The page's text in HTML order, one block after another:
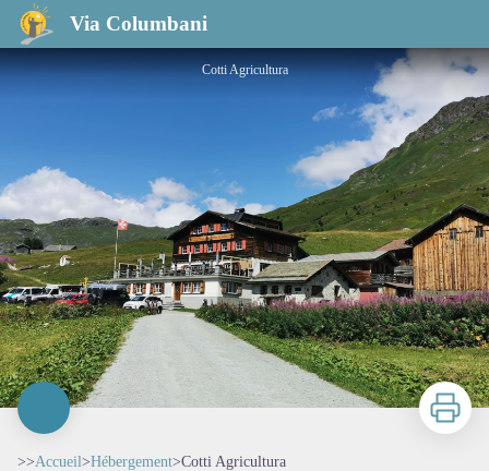
Via Columbani
Cotti Agricultura
Cotti Agricultura
Imprimer
>>Accueil>Hébergement>Cotti Agricultura